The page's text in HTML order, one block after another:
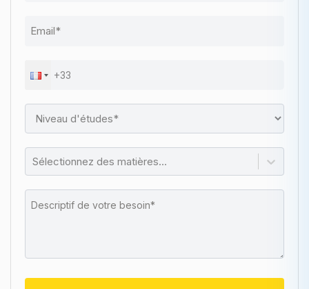
Sélectionnez des matières...